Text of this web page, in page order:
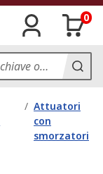
0
/ Attuatori
con
smorzatori